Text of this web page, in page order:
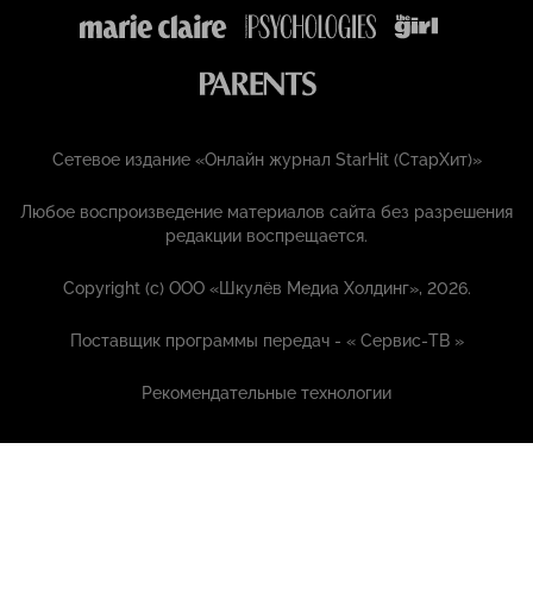
Сетевое издание «Онлайн журнал StarHit (СтарХит)»
Любое воспроизведение материалов сайта без разрешения
редакции воспрещается.
Copyright (с) ООО «Шкулёв Медиа Холдинг», 2026.
Поставщик программы передач - «Сервис-ТВ »
Рекомендательные технологии